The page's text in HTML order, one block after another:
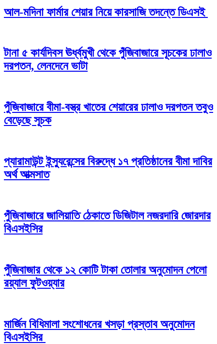
আল-মদিনা ফার্মার শেয়ার নিয়ে কারসাজি তদন্তে ডিএসই
টানা ৫ কার্যদিবস ঊর্ধ্বমুখী থেকে পুঁজিবাজারে সূচকের ঢালাও
দরপতন, লেনদেনে ভাটা
পুঁজিবাজারে বীমা-বস্ত্র খাতের শেয়ারের ঢালাও দরপতন তবুও
বেড়েছে সূচক
প্যারামাউন্ট ইন্স্যুরেন্সের বিরুদ্ধে ১৭ প্রতিষ্ঠানের বীমা দাবির
অর্থ আত্মসাত
পুঁজিবাজারে জালিয়াতি ঠেকাতে ডিজিটাল নজরদারি জোরদার
বিএসইসির
পুঁজিবাজার থেকে ১২ কোটি টাকা তোলার অনুমোদন পেলো
রয়্যাল ফুটওয়্যার
মার্জিন বিধিমালা সংশোধনের খসড়া প্রস্তাব অনুমোদন
বিএসইসির